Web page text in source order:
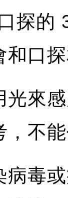
探的
和口
光來
，不
病毒